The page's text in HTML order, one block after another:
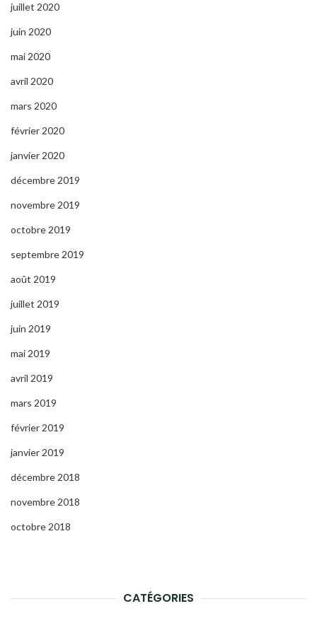
juillet 2020
juin 2020
mai 2020
avril 2020
mars 2020
février 2020
janvier 2020
décembre 2019
novembre 2019
octobre 2019
septembre 2019
août 2019
juillet 2019
juin 2019
mai 2019
avril 2019
mars 2019
février 2019
janvier 2019
décembre 2018
novembre 2018
octobre 2018
CATÉGORIES